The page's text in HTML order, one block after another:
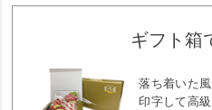
ギフト箱
落ち着いた
印字して高